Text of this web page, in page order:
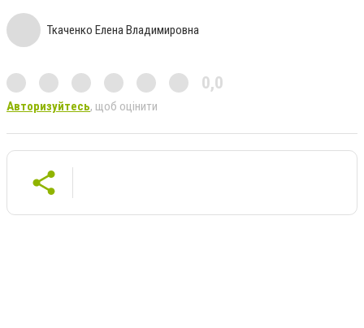
Ткаченко Елена Владимировна
0,0
Авторизуйтесь, щоб оцінити